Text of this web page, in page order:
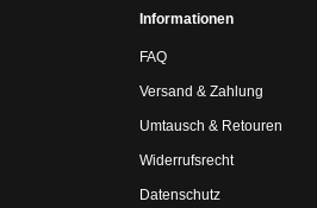
einverstanden.
Informationen
FAQ
Versand & Zahlung
Umtausch & Retouren
Widerrufsrecht
Datenschutz